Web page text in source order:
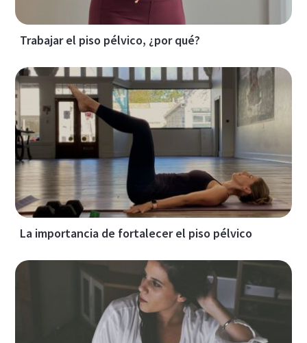
Trabajar el piso pélvico, ¿por qué?
La importancia de fortalecer el piso pélvico